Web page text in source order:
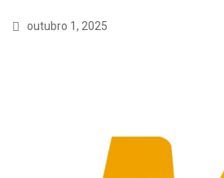
outubro 1, 2025